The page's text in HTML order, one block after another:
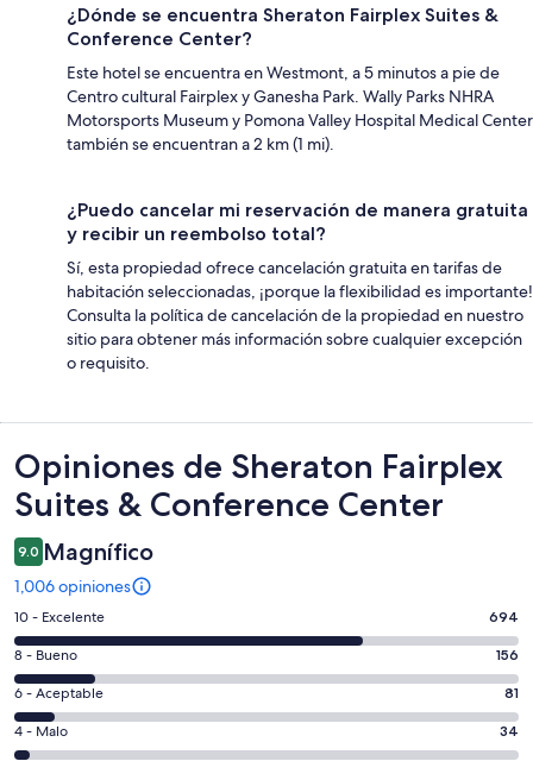
¿Dónde se encuentra Sheraton Fairplex Suites &
Conference Center?
Este hotel se encuentra en Westmont, a 5 minutos a pie de
Centro cultural Fairplex y Ganesha Park. Wally Parks NHRA
Motorsports Museum y Pomona Valley Hospital Medical Center
también se encuentran a 2 km (1 mi).
¿Puedo cancelar mi reservación de manera gratuita
y recibir un reembolso total?
Sí, esta propiedad ofrece cancelación gratuita en tarifas de
habitación seleccionadas, ¡porque la flexibilidad es importante!
Consulta la política de cancelación de la propiedad en nuestro
sitio para obtener más información sobre cualquier excepción
o requisito.
Opiniones
Opiniones de Sheraton Fairplex
Suites & Conference Center
9.0 Magnífico
1,006 opiniones
Puntuación
de
10,
es
decir,
Excelente.
10 - Excelente 694
Puntuación
de
8,
es
8 - Bueno 156
Puntuación
de
6,
6 - Aceptable 81
Puntuación
4 - Malo 34